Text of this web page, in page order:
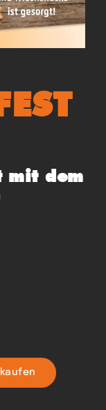
mit dem